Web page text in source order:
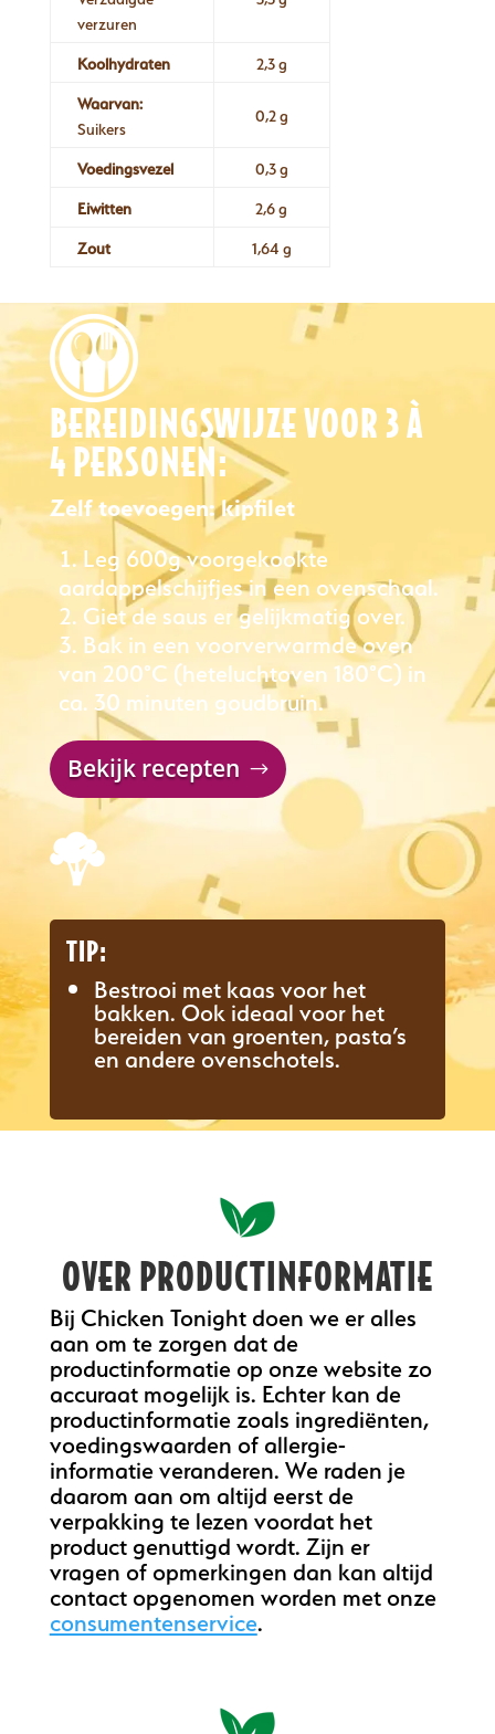
verzuren
Koolhydraten
2,3 g
Waarvan:
Suikers
0,2 g
Voedingsvezel
0,3 g
Eiwitten
2,6 g
Zout
1,64 g
BEREIDINGSWIJZE VOOR 3 À
4 PERSONEN:
Zelf toevoegen: kipfilet
Leg 600g voorgekookte
aardappelschijfjes in een ovenschaal.
Giet de saus er gelijkmatig over.
Bak in een voorverwarmde oven
van 200°C (heteluchtoven 180°C) in
ca. 30 minuten goudbruin.
Bekijk recepten
TIP:
Bestrooi met kaas voor het
bakken. Ook ideaal voor het
bereiden van groenten, pasta’s
en andere ovenschotels.
OVER PRODUCTINFORMATIE
Bij Chicken Tonight doen we er alles
aan om te zorgen dat de
productinformatie op onze website zo
accuraat mogelijk is. Echter kan de
productinformatie zoals ingrediënten,
voedingswaarden of allergie-
informatie veranderen. We raden je
daarom aan om altijd eerst de
verpakking te lezen voordat het
product genuttigd wordt. Zijn er
vragen of opmerkingen dan kan altijd
contact opgenomen worden met onze
consumentenservice.